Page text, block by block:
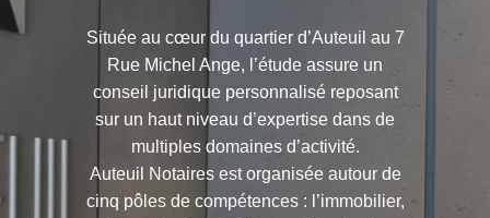
Située au cœur du quartier d’Auteuil au 7
Rue Michel Ange, l’étude assure un
conseil juridique personnalisé reposant
sur un haut niveau d’expertise dans de
multiples domaines d’activité.
Auteuil Notaires est organisée autour de
cinq pôles de compétences : l’immobilier,